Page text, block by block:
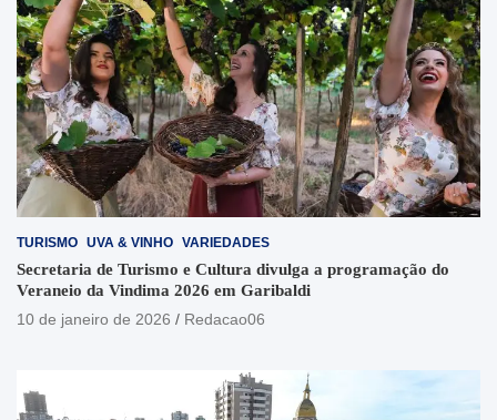
TURISMO UVA & VINHO VARIEDADES
Secretaria de Turismo e Cultura divulga a programação do
Veraneio da Vindima 2026 em Garibaldi
10 de janeiro de 2026
Redacao06